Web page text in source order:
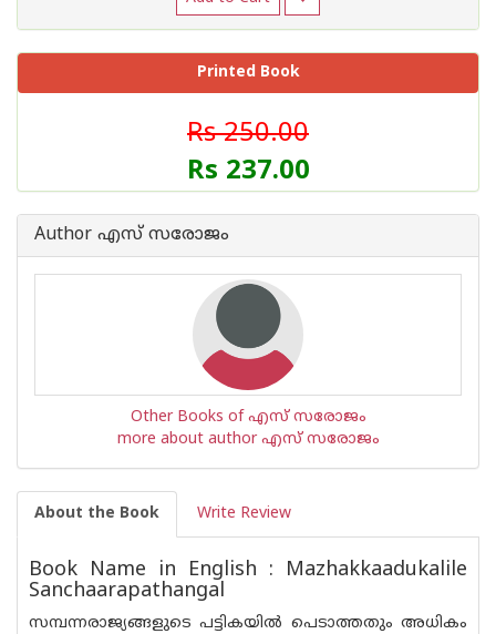
Printed Book
Rs 250.00
Rs 237.00
Author എസ് സരോജം
Other Books of എസ് സരോജം
more about author എസ് സരോജം
About the Book Write Review
Book Name in English : Mazhakkaadukalile
Sanchaarapathangal
സമ്പന്നരാജ്യങ്ങളുടെ പട്ടികയിൽ പെടാത്തതും അധികം